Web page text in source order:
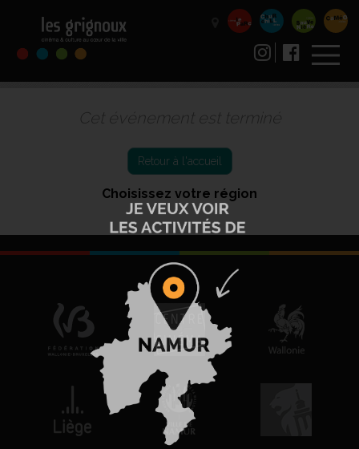
Cet événement est terminé
Retour à l'accueil
Choisissez votre région